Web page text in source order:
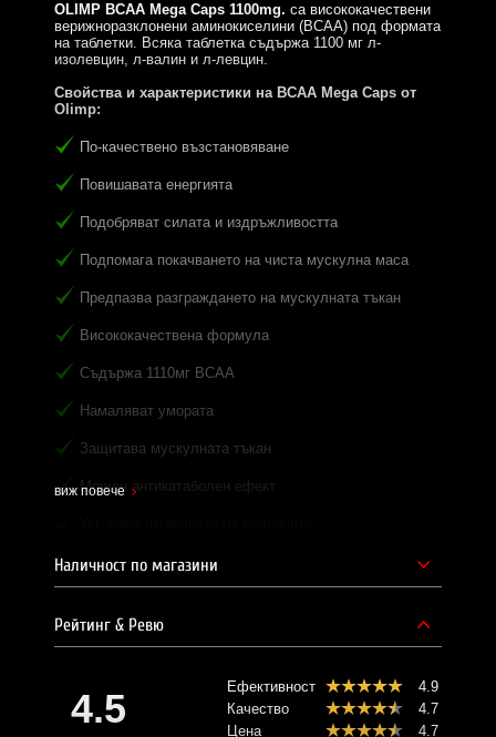
OLIMP BCAA Mega Caps 1100mg.са висококачествени
верижноразклонени аминокиселини (BCAA) под формата
на таблетки. Всяка таблетка съдържа 1100 мг л-
изолевцин, л-валин и л-левцин.
Свойства и характеристики на BCAA Mega Caps от
Olimp:
По-качествено възстановяване
Повишавата енергията
Подобряват силата и издръжливостта
Подпомага покачването на чиста мускулна маса
Предпазва разграждането на мускулната тъкан
Висококачествена формула
Съдържа 1110мг BCAA
Намаляват умората
Защитава мускулната тъкан
Мощен антикатаболен ефект
OLIMP BCAA Mega Caps 1100mg.
са висококачествени
верижноразклонени аминокиселини (BCAA) под формата
на таблетки. Всяка таблетка доставя на тялото цели
съставляват 35-40% от мускулния протеин и са от
особена важност, тъй като осигуряват енергия и,
същевременно, предпазват мускулите от разграждане.
виж повече
Наличност по магазини
Рейтинг & Ревю
4.5 Ефективност
4.9
Качество
4.7
Цена
4.7